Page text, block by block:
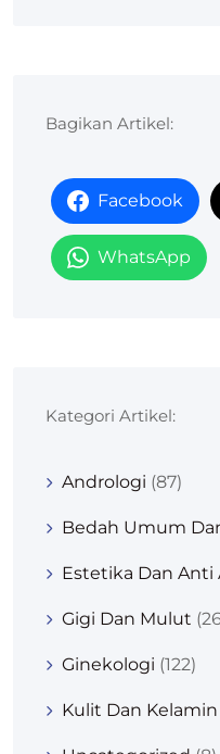
Bagikan Artikel:
Facebook
WhatsApp
Kategori Artikel:
Andrologi (87)
Bedah Umum
Estetika Dan Anti
Gigi Dan Mulut
Ginekologi (122)
Kulit Dan Kelamin